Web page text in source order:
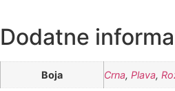
Dodatne
Boja Crna, Plava,